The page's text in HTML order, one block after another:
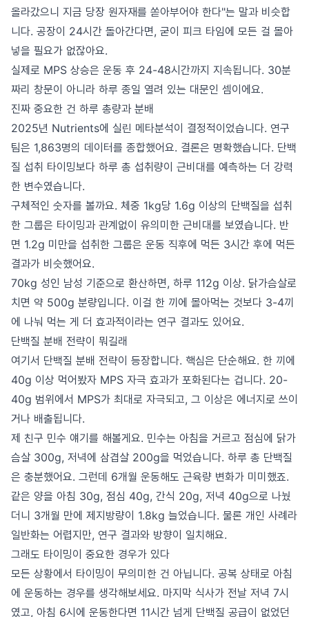
올라갔으니 지금 당장 원자재를 쏟아부어야 한다"는 말과 비슷합
니다. 공장이 24시간 돌아간다면, 굳이 피크 타임에 모든 걸 몰아
넣을 필요가 없잖아요.
실제로 MPS 상승은 운동 후 24-48시간까지 지속됩니다. 30분
짜리 창문이 아니라 하루 종일 열려 있는 대문인 셈이에요.
진짜 중요한 건 하루 총량과 분배
2025년 Nutrients에 실린 메타분석이 결정적이었습니다. 연구
팀은 1,863명의 데이터를 종합했어요. 결론은 명확했습니다. 단백
질 섭취 타이밍보다 하루 총 섭취량이 근비대를 예측하는 더 강력
한 변수였습니다.
구체적인 숫자를 볼까요. 체중 1kg당 1.6g 이상의 단백질을 섭취
한 그룹은 타이밍과 관계없이 유의미한 근비대를 보였습니다. 반
면 1.2g 미만을 섭취한 그룹은 운동 직후에 먹든 3시간 후에 먹든
결과가 비슷했어요.
70kg 성인 남성 기준으로 환산하면, 하루 112g 이상. 닭가슴살로
치면 약 500g 분량입니다. 이걸 한 끼에 몰아먹는 것보다 3-4끼
에 나눠 먹는 게 더 효과적이라는 연구 결과도 있어요.
단백질 분배 전략이 뭐길래
여기서 단백질 분배 전략이 등장합니다. 핵심은 단순해요. 한 끼에
40g 이상 먹어봤자 MPS 자극 효과가 포화된다는 겁니다. 20-
40g 범위에서 MPS가 최대로 자극되고, 그 이상은 에너지로 쓰이
거나 배출됩니다.
제 친구 민수 얘기를 해볼게요. 민수는 아침을 거르고 점심에 닭가
슴살 300g, 저녁에 삼겹살 200g을 먹었습니다. 하루 총 단백질
은 충분했어요. 그런데 6개월 운동해도 근육량 변화가 미미했죠.
같은 양을 아침 30g, 점심 40g, 간식 20g, 저녁 40g으로 나눴
더니 3개월 만에 제지방량이 1.8kg 늘었습니다. 물론 개인 사례라
일반화는 어렵지만, 연구 결과와 방향이 일치해요.
그래도 타이밍이 중요한 경우가 있다
모든 상황에서 타이밍이 무의미한 건 아닙니다. 공복 상태로 아침
에 운동하는 경우를 생각해보세요. 마지막 식사가 전날 저녁 7시
였고, 아침 6시에 운동한다면 11시간 넘게 단백질 공급이 없었던